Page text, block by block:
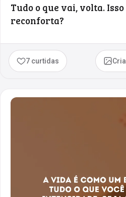
Tudo o que vai, volta.
reconforta?
7 curtidas